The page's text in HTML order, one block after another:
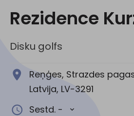
Rezidence
Disku golfs
Reņģes, Strazdes
Latvija, LV-3291
Sestd. -